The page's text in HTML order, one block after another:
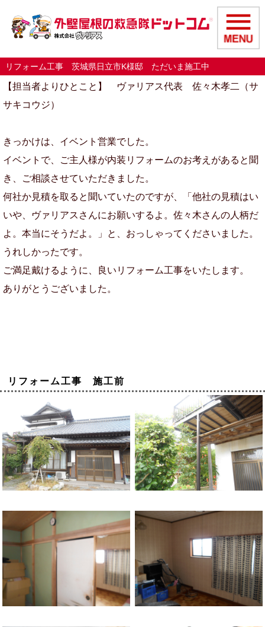
リフォーム工事 茨城県日立市K様邸 ただいま施工中
【担当者よりひとこと】 ヴァリアス代表 佐々木孝二（サ
サキコウジ）
きっかけは、イベント営業でした。
イベントで、ご主人様が内装リフォームのお考えがあると聞
き、ご相談させていただきました。
何社か見積を取ると聞いていたのですが、「他社の見積はい
いや、ヴァリアスさんにお願いするよ。佐々木さんの人柄だ
よ。本当にそうだよ。」と、おっしゃってくださいました。
うれしかったです。
ご満足戴けるように、良いリフォーム工事をいたします。
ありがとうございました。
リフォーム工事 施工前